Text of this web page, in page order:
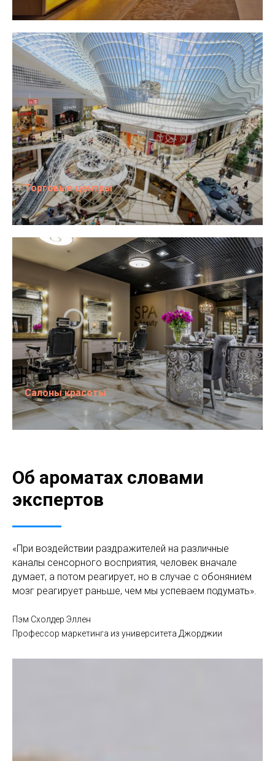
Торговые центры
Салоны красоты
Об ароматах словами
экспертов
«При воздействии раздражителей на различные
каналы сенсорного восприятия, человек вначале
думает, а потом реагирует, но в случае с обонянием
мозг реагирует раньше, чем мы успеваем подумать».
Пэм Схолдер Эллен
Профессор маркетинга из университета Джорджии